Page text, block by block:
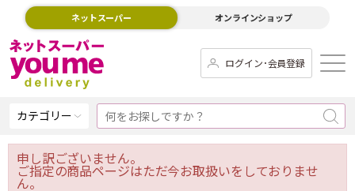
ネットスーパー オンラインショップ
ログイン･会員登録
カテゴリー
申し訳ございません。
ご指定の商品ページはただ今お取扱いをしておりませ
ん。